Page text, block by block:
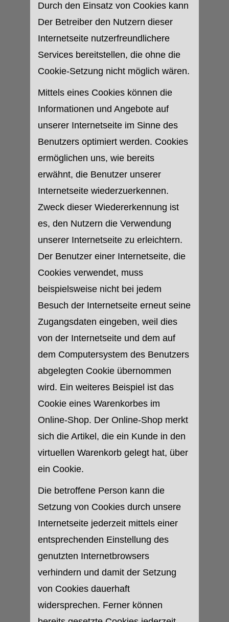
Durch den Einsatz von Cookies kann
Der Betreiber den Nutzern dieser
Internetseite nutzerfreundlichere
Services bereitstellen, die ohne die
Cookie-Setzung nicht möglich wären.
Mittels eines Cookies können die
Informationen und Angebote auf
unserer Internetseite im Sinne des
Benutzers optimiert werden. Cookies
ermöglichen uns, wie bereits
erwähnt, die Benutzer unserer
Internetseite wiederzuerkennen.
Zweck dieser Wiedererkennung ist
es, den Nutzern die Verwendung
unserer Internetseite zu erleichtern.
Der Benutzer einer Internetseite, die
Cookies verwendet, muss
beispielsweise nicht bei jedem
Besuch der Internetseite erneut seine
Zugangsdaten eingeben, weil dies
von der Internetseite und dem auf
dem Computersystem des Benutzers
abgelegten Cookie übernommen
wird. Ein weiteres Beispiel ist das
Cookie eines Warenkorbes im
Online-Shop. Der Online-Shop merkt
sich die Artikel, die ein Kunde in den
virtuellen Warenkorb gelegt hat, über
ein Cookie.
Die betroffene Person kann die
Setzung von Cookies durch unsere
Internetseite jederzeit mittels einer
entsprechenden Einstellung des
genutzten Internetbrowsers
verhindern und damit der Setzung
von Cookies dauerhaft
widersprechen. Ferner können